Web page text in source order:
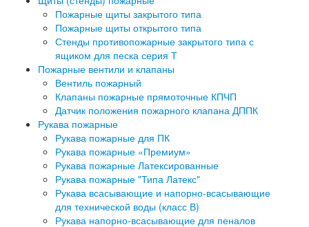
Пожарные щиты закрытого типа
Пожарные щиты открытого типа
Стенды противопожарные закрытого типа с
ящиком для песка серия Т
Пожарные вентили и клапаны
Вентиль пожарный
Клапаны пожарные прямоточные КПЧП
Датчик положения пожарного клапана ДППК
Рукава пожарные
Рукава пожарные для ПК
Рукава пожарные «Премиум»
Рукава пожарные Латексированные
Рукава пожарные "Типа Латекс"
Рукава всасывающие и напорно-всасывающие
для технической воды (класс В)
Рукава напорно-всасывающие для пеналов